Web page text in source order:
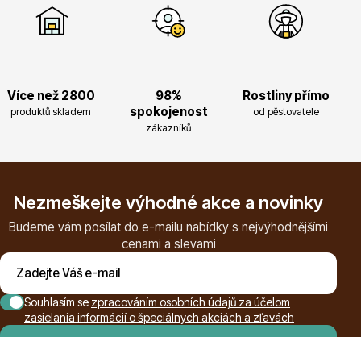
Nářadí, příslušenství
Postřiky, přípravky
Více než 2800
produktů skladem
98%
spokojenost
zákazníků
Rostliny přímo
od pěstovatele
Nezmeškejte výhodné akce a novinky
Budeme vám posílat do e-mailu nabídky s nejvýhodnějšími
cenami a slevami
Souhlasím se zpracováním osobních údajů za účelom
zasielania informácií o špeciálnych akciách a zľavách